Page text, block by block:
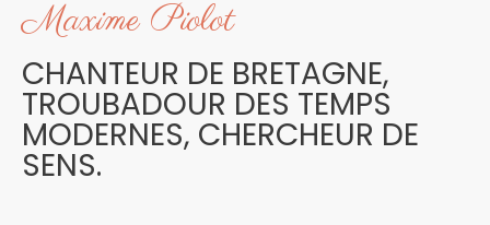
content
Maxime Piolot
CHANTEUR DE BRETAGNE,
TROUBADOUR DES TEMPS
MODERNES, CHERCHEUR DE
SENS.